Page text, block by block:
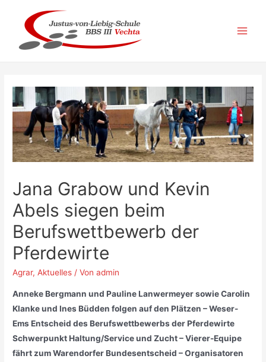
springen
Jana Grabow und Kevin
Abels siegen beim
Berufswettbewerb der
Pferdewirte
Agrar,Aktuelles / Vonadmin
Anneke Bergmann und Pauline Lanwermeyer sowie Carolin
Klanke und Ines Büdden folgen auf den Plätzen – Weser-
Ems Entscheid des Berufswettbewerbs der Pferdewirte
Schwerpunkt Haltung/Service und Zucht – Vierer-Equipe
fährt zum Warendorfer Bundesentscheid – Organisatoren